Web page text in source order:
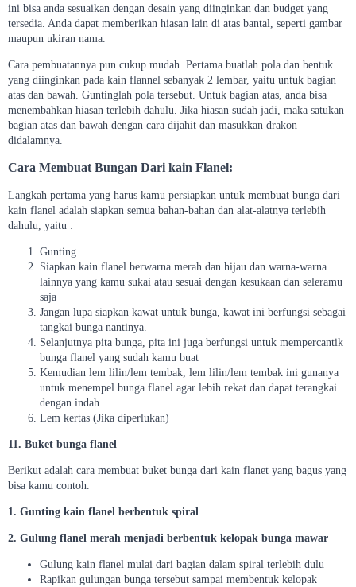
ini bisa anda sesuaikan dengan desain yang diinginkan dan budget yang
tersedia. Anda dapat memberikan hiasan lain di atas bantal, seperti gambar
maupun ukiran nama.
Cara pembuatannya pun cukup mudah. Pertama buatlah pola dan bentuk
yang diinginkan pada kain flannel sebanyak 2 lembar, yaitu untuk bagian
atas dan bawah. Guntinglah pola tersebut. Untuk bagian atas, anda bisa
menembahkan hiasan terlebih dahulu. Jika hiasan sudah jadi, maka satukan
bagian atas dan bawah dengan cara dijahit dan masukkan drakon
didalamnya.
Cara Membuat Bungan Dari kain Flanel:
Langkah pertama yang harus kamu persiapkan untuk membuat bunga dari
kain flanel adalah siapkan semua bahan-bahan dan alat-alatnya terlebih
dahulu, yaitu :
Gunting
Siapkan kain flanel berwarna merah dan hijau dan warna-warna
lainnya yang kamu sukai atau sesuai dengan kesukaan dan seleramu
saja
Jangan lupa siapkan kawat untuk bunga, kawat ini berfungsi sebagai
tangkai bunga nantinya.
Selanjutnya pita bunga, pita ini juga berfungsi untuk mempercantik
bunga flanel yang sudah kamu buat
Kemudian lem lilin/lem tembak, lem lilin/lem tembak ini gunanya
untuk menempel bunga flanel agar lebih rekat dan dapat terangkai
dengan indah
Lem kertas (Jika diperlukan)
11. Buket bunga flanel
Berikut adalah cara membuat buket bunga dari kain flanet yang bagus yang
bisa kamu contoh.
1. Gunting kain flanel berbentuk spiral
2. Gulung flanel merah menjadi berbentuk kelopak bunga mawar
Gulung kain flanel mulai dari bagian dalam spiral terlebih dulu
Rapikan gulungan bunga tersebut sampai membentuk kelopak